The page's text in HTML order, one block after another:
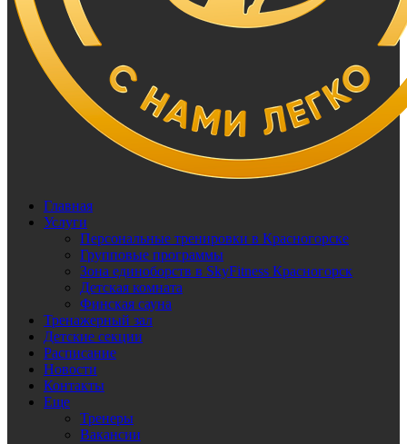
Главная
Услуги
Персональные тренировки в Красногорске
Групповые программы
Зона единоборств в SkyFitness Красногорск
Детская комната
Финская сауна
Тренажерный зал
Детские секции
Расписание
Новости
Контакты
Еще
Тренеры
Вакансии